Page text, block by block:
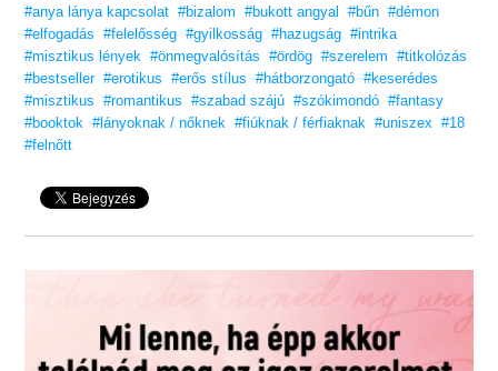
De a Koven életben maradt tagjai sosem fogják megbocsátani, hogy
részt vettem vezetőik leigázásában és elpusztításában. Az egészben
az a legrosszabb, hogy ezért nem is tudom hibáztatni őket. Naiv
voltam. Mindent oly nagyszerűen elképzeltem, de a sorsnak más
tervei voltak. Olyanok, amik már századokkal a születésem előtt
mozgásba lendültek.
Ám még ez is hazugság volt, és most az én kötelességem, hogy
minden erőmet latba vetve megpróbáljam megállítani.
TikTok-szenzáció! #BookTok, #OlvassEgyJót
Fiatal nőknek, felső korhatár nélkül!
#anya lánya kapcsolat #bizalom #bukott angyal #bűn #démon
#elfogadás
#felelősség #gyilkosság #hazugság #intrika
#misztikus lények #önmegvalósítás #ördög #szerelem
#titkolózás
#bestseller #erotikus #erős stílus #hátborzongató #keserédes
#misztikus
#romantikus #szabad szájú #szókimondó #fantasy
#booktok #lányoknak / nőknek #fiúknak / férfiaknak #uniszex #18
#felnőtt